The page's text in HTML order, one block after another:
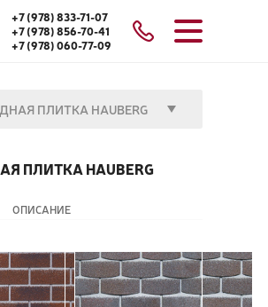
+7 (978) 833-71-07
+7 (978) 856-70-41
+7 (978) 060-77-09
ПЛИТКА HAUBERG
ПЛИТКА HAUBERG
ОПИСАНИЕ